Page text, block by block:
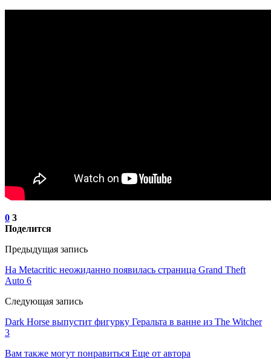
0 3
Поделится
Предыдущая запись
На Metacritic неожиданно появилась страница Grand Theft
Auto 6
Следующая запись
Dark Horse выпустит фигурку Геральта в ванне из The Witcher
3
Вам также могут понравиться Еще от автора